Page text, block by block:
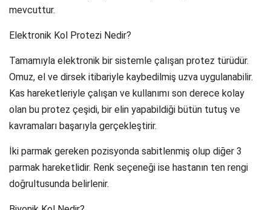
mevcuttur.
Elektronik Kol Protezi Nedir?
Tamamıyla elektronik bir sistemle çalışan protez türüdür.
Omuz, el ve dirsek itibariyle kaybedilmiş uzva uygulanabilir.
Kas hareketleriyle çalışan ve kullanımı son derece kolay
olan bu protez çeşidi, bir elin yapabildiği bütün tutuş ve
kavramaları başarıyla gerçekleştirir.
İki parmak gereken pozisyonda sabitlenmiş olup diğer 3
parmak hareketlidir. Renk seçeneği ise hastanın ten rengi
doğrultusunda belirlenir.